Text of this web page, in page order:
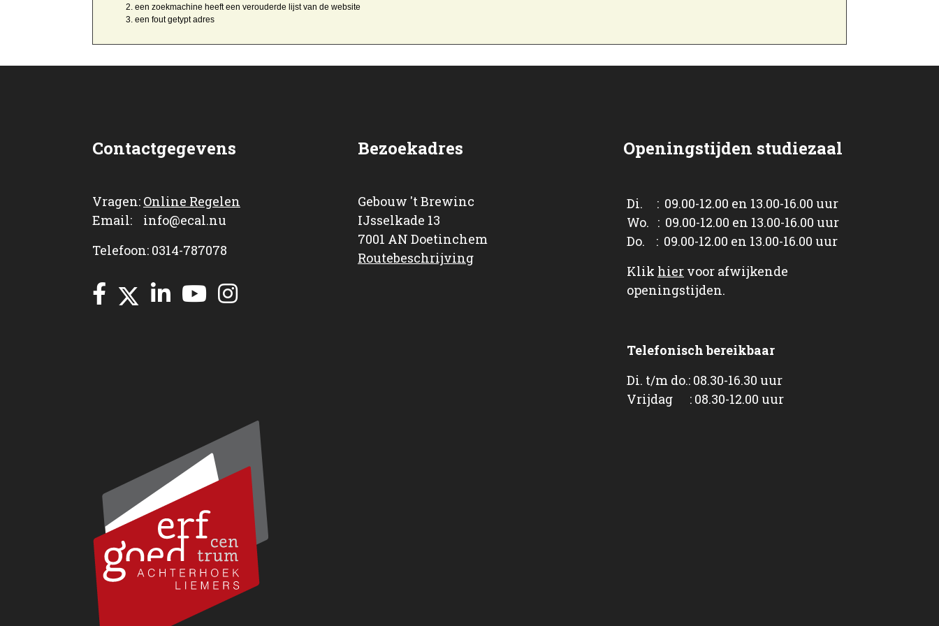
een zoekmachine heeft een verouderde lijst van de website
een fout getyptadres
Contactgegevens
Vragen: Online Regelen
Email: info@ecal.nu
Telefoon: 0314-787078
Bezoekadres
Gebouw 't Brewinc
IJsselkade 13
7001 AN Doetinchem
Routebeschrijving
Openingstijden studiezaal
Di. : 09.00-12.00 en 13.00-16.00 uur
Wo. : 09.00-12.00 en 13.00-16.00 uur
Do. : 09.00-12.00 en 13.00-16.00 uur
Klik hiervoor afwijkende
openingstijden.
Telefonisch bereikbaar
Di. t/m do.: 08.30-16.30 uur
Vrijdag : 08.30-12.00 uur